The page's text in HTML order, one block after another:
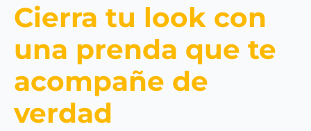
Cierra tu look con
una prenda que te
acompañe de
verdad